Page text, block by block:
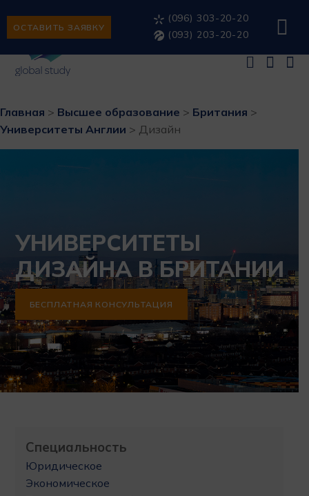
ОСТАВИТЬ ЗАЯВКУ
(096) 303-20-20
(093) 203-20-20
Главная > Высшее образование > Британия >
Университеты Англии > Дизайн
УНИВЕРСИТЕТЫ
ДИЗАЙНА В БРИТАНИИ
БЕСПЛАТНАЯ КОНСУЛЬТАЦИЯ
Специальность
Юридическое
Экономическое